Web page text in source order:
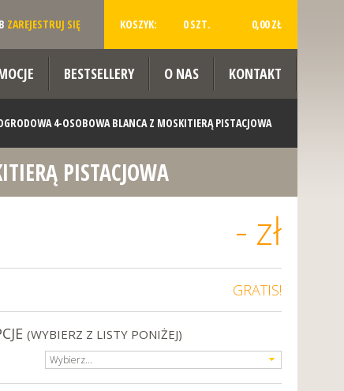
ZAREJESTRUJ SIĘ KOSZYK: 0 SZT. 0,00 ZŁ
BESTSELLERY O NAS KONTAKT
4-OSOBOWA BLANCA Z MOSKITIERĄ PISTACJOWA
PISTACJOWA
- zł
GRATIS!
(WYBIERZ Z LISTY PONIŻEJ)
Wybierz...